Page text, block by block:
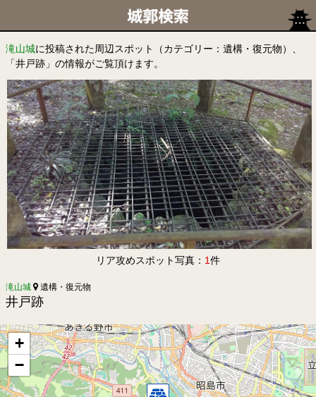
滝山城に投稿された周辺スポット（カテゴリー：遺構・復元物）、
「井戸跡」の情報がご覧頂けます。
リア攻めスポット写真： 1件
滝山城 遺構・復元物
井戸跡
+
−